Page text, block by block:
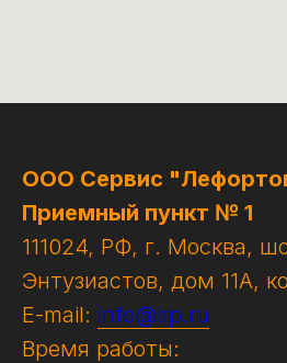
ООО Сервис
Приемный пункт № 1
111024, РФ, г. Москва,
Энтузиастов, дом 11А,
E-mail: info@irp.ru
Время работы: